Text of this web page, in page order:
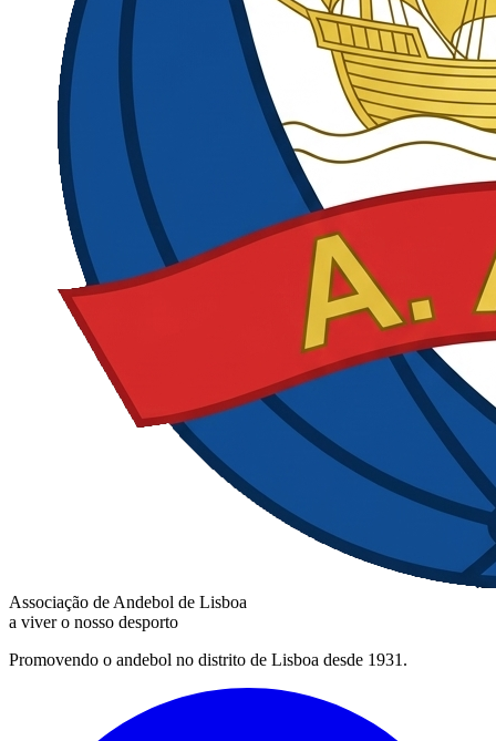
Associação de Andebol de Lisboa
a viver o nosso desporto
Promovendo o andebol no distrito de Lisboa desde 1931.